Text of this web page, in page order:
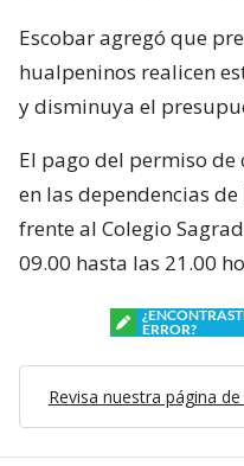
Escobar agregó que
hualpeninos realicen
y disminuya el
El pago del permiso
en las dependencias
frente al Colegio
09.00 hasta las 21.00
ERROR?
Revisa nuestra página